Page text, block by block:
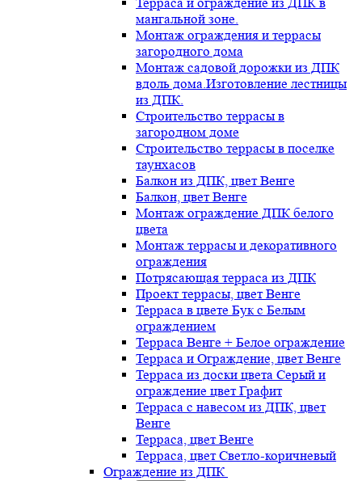
мангальной зоне.
Монтаж ограждения и террасы
загородного дома
Монтаж садовой дорожки из ДПК
вдоль дома.Изготовление лестницы
из ДПК.
Строительство террасы в
загородном доме
Строительство террасы в поселке
таунхасов
Балкон из ДПК, цвет Венге
Балкон, цвет Венге
Монтаж ограждение ДПК белого
цвета
Монтаж террасы и декоративного
ограждения
Потрясающая терраса из ДПК
Проект террасы, цвет Венге
Терраса в цвете Бук с Белым
ограждением
Терраса Венге + Белое ограждение
Терраса и Ограждение, цвет Венге
Терраса из доски цвета Серый и
ограждение цвет Графит
Терраса с навесом из ДПК, цвет
Венге
Терраса, цвет Венге
Терраса, цвет Светло-коричневый
Ограждение из ДПК